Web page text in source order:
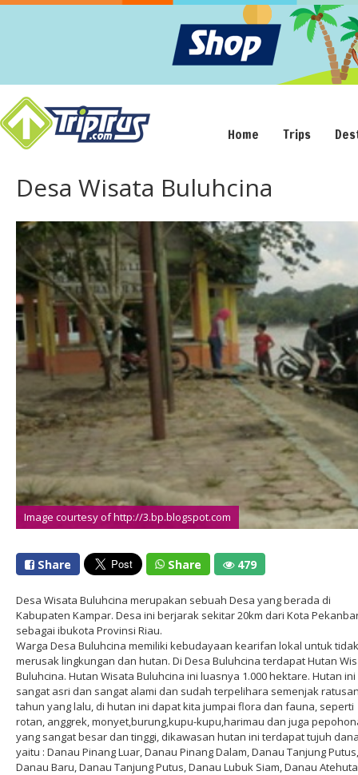
Home Trips
Desa Wisata Buluhcina
Image courtesy of http://3.bp.blogspot.com
Share Share 479
Desa Wisata Buluhcina merupakan sebuah Desa yang berada di
Kabupaten Kampar. Desa ini berjarak sekitar 20km dari Kota
sebagai ibukota Provinsi Riau.
Warga Desa Buluhcina memiliki kebudayaan kearifan lokal untuk tidak
merusak lingkungan dan hutan. Di Desa Buluhcina terdapat Hutan
Buluhcina. Hutan Wisata Buluhcina ini luasnya 1.000 hektare. Hutan ini
sangat asri dan sangat alami dan sudah terpelihara semenjak
tahun yang lalu, di hutan ini dapat kita jumpai flora dan fauna, seperti
rotan, anggrek, monyet,burung,kupu-kupu,harimau dan juga
yang sangat besar dan tinggi, dikawasan hutan ini terdapat tujuh
yaitu : Danau Pinang Luar, Danau Pinang Dalam, Danau Tanjung Putus,
Danau Baru, Danau Tanjung Putus, Danau Lubuk Siam, Danau